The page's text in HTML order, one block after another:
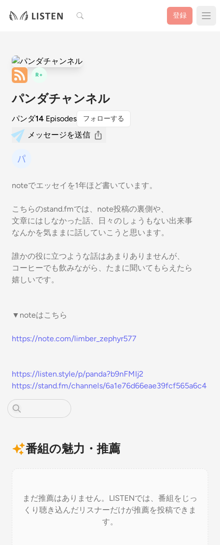
検索 登録
R+
パンダチャンネル
パンダ14 Episodes フォローする
メッセージを送信
noteでエッセイを1年ほど書いています。
こちらのstand.fmでは、note投稿の裏側や、
文章にはしなかった話、日々のしょうもない出来事
なんかを気ままに話していこうと思います。
誰かの役に立つような話はあまりありませんが、
コーヒーでも飲みながら、たまに聞いてもらえたら
嬉しいです。
▼noteはこちら
https://note.com/limber_zephyr577
https://listen.style/p/panda?b9nFMIj2
https://stand.fm/channels/6a1e76d66eae39fcf565a6c4
番組の魅力・推薦
まだ推薦はありません。LISTENでは、番組をじっ
くり聴き込んだリスナーだけが推薦を投稿できま
す。